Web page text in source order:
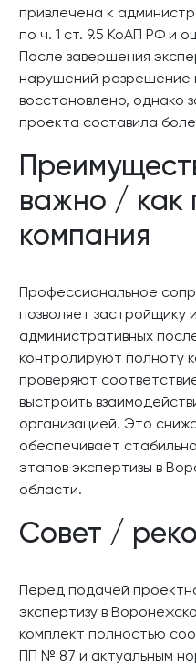
привлечена к
по ч. 1 ст. 9.5 КоАП РФ и
После завершения
нарушений разрешение
восстановлено, однако
проекта составила
важно / как
компания
Профессиональное
позволяет застройщику
административных
контролируют полноту
проверяют
выстроить
организацией. Это
обеспечивает
этапов экспертизы в
области.
Совет /
Перед подачей
экспертизу в
комплект полностью
ПП № 87 и актуальным